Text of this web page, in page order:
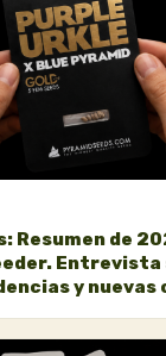
Resumen de
Entrevista
y nuevas